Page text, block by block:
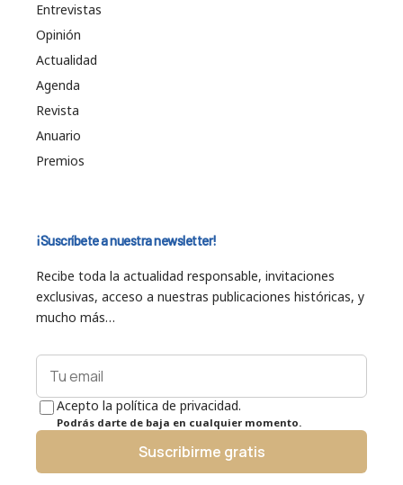
Entrevistas
Opinión
Actualidad
Agenda
Revista
Anuario
Premios
¡Suscríbete a nuestra newsletter!
Recibe toda la actualidad responsable, invitaciones
exclusivas, acceso a nuestras publicaciones históricas, y
mucho más…
Acepto la política de privacidad.
Podrás darte de baja en cualquier momento.
Suscribirme gratis